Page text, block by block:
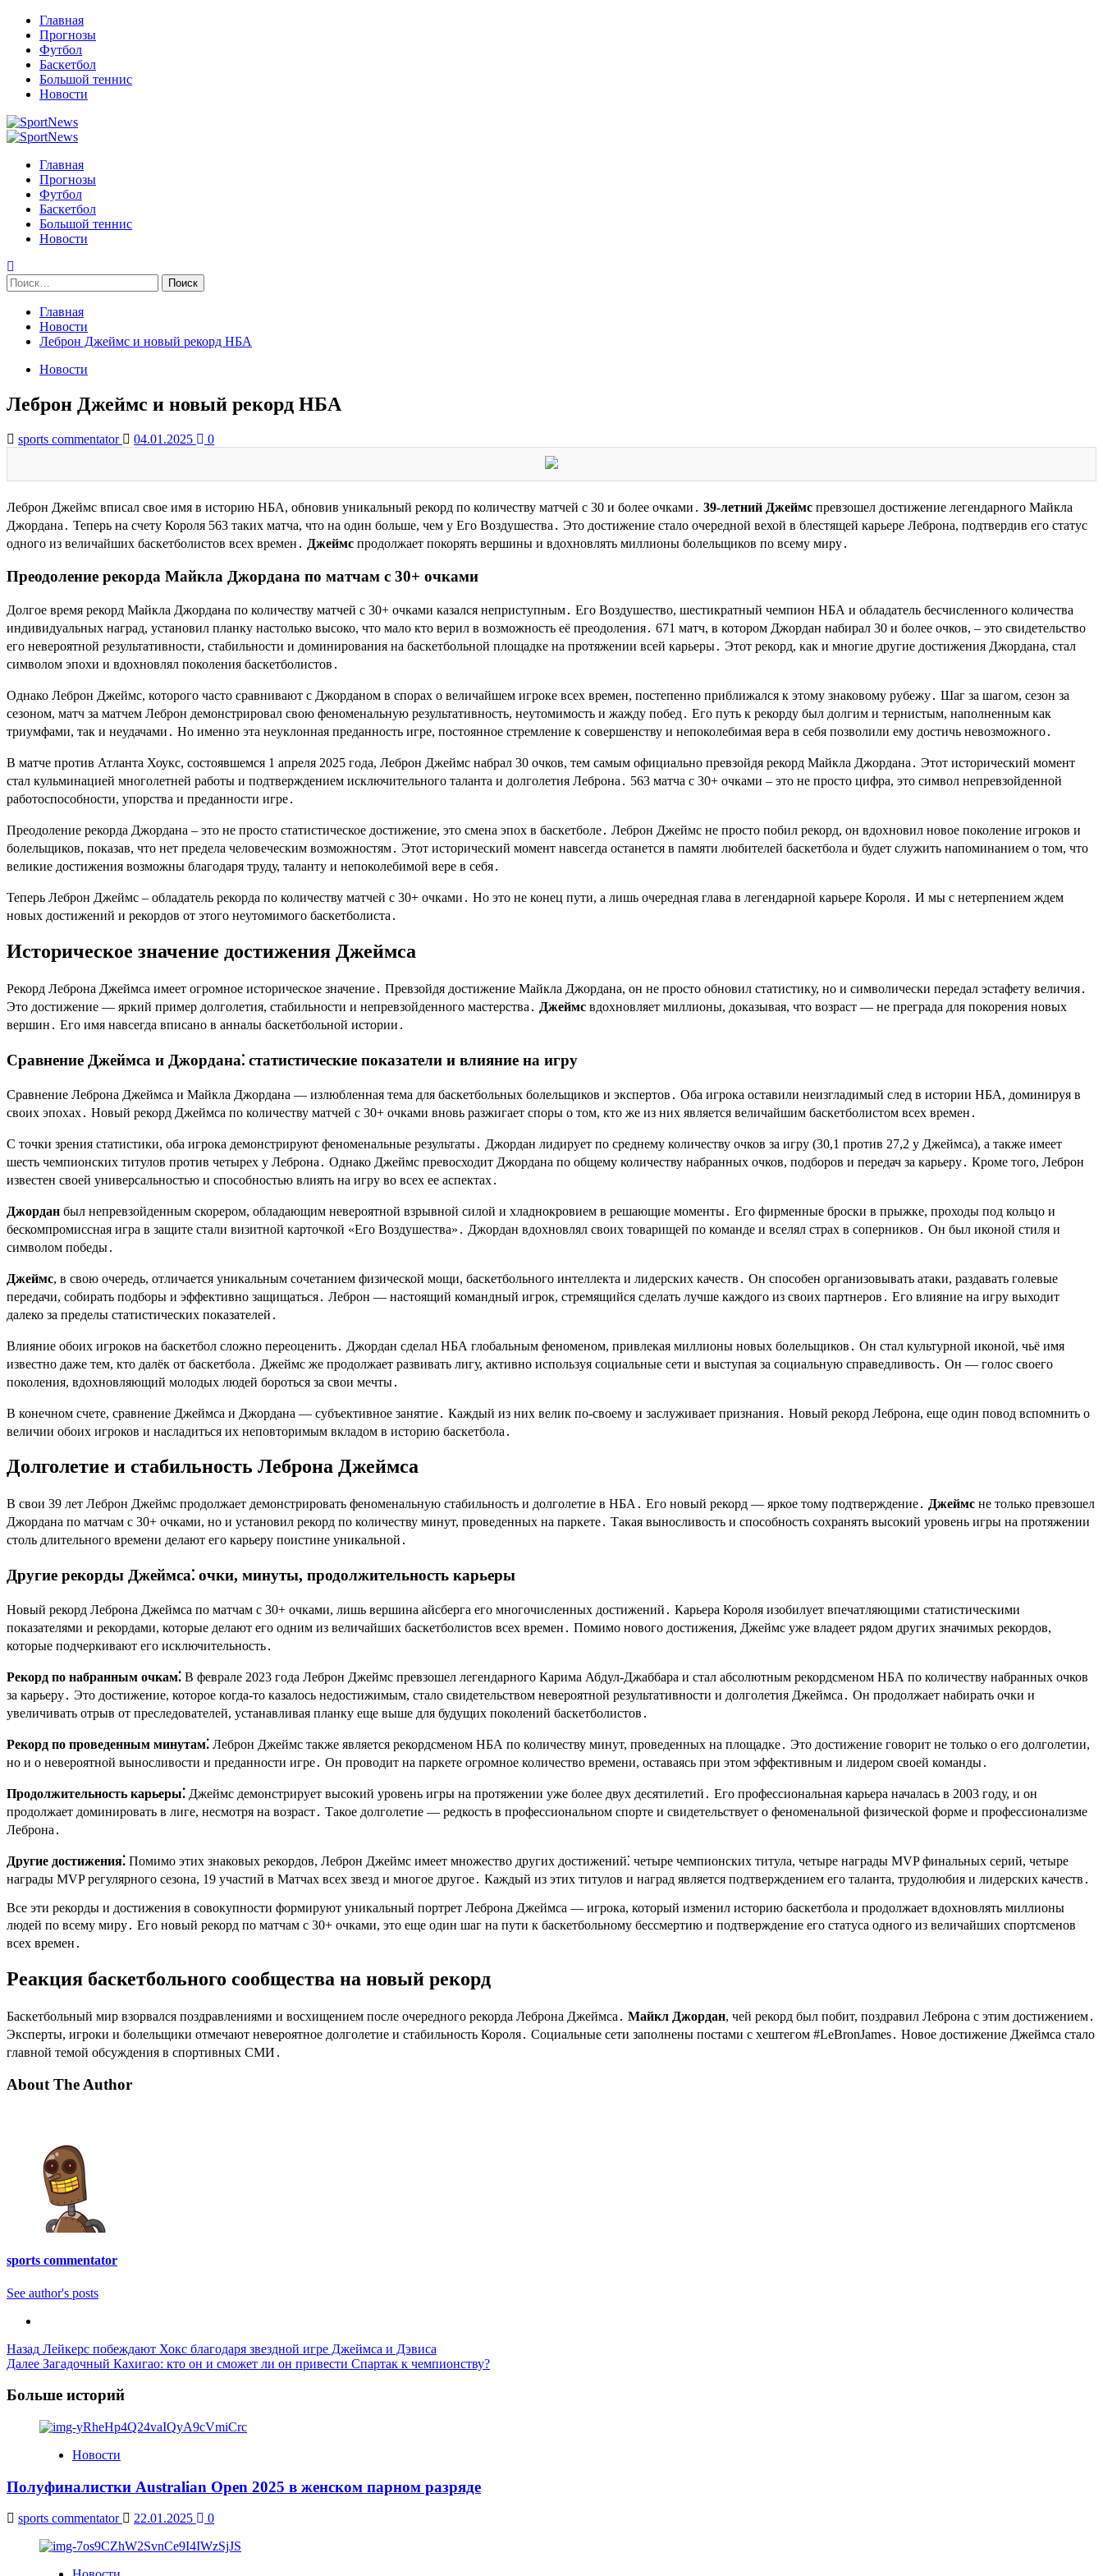
Перейти
содержимому
Главная
Прогнозы
Футбол
Баскетбол
Большой теннис
Новости
Primary
Главная
Прогнозы
Футбол
Баскетбол
Большой теннис
Новости
Найти:
Главная
Новости
Леброн Джеймс и новый рекорд НБА
Новости
Леброн Джеймс и новый рекорд НБА
sports commentator 04.01.2025 0
Леброн Джеймс вписал свое имя в историю НБА, обновив уникальный рекорд по количеству матчей с 30 и более очками․ 39-летний Джеймс превзошел достижение легендарного Майкла
Джордана․ Теперь на счету Короля 563 таких матча, что на один больше, чем у Его Воздушества․ Это достижение стало очередной вехой в блестящей карьере Леброна, подтвердив его статус
одного из величайших баскетболистов всех времен․ Джеймс продолжает покорять вершины и вдохновлять миллионы болельщиков по всему миру․
Преодоление рекорда Майкла Джордана по матчам с 30+ очками
Долгое время рекорд Майкла Джордана по количеству матчей с 30+ очками казался неприступным․ Его Воздушество, шестикратный чемпион НБА и обладатель бесчисленного количества
индивидуальных наград, установил планку настолько высоко, что мало кто верил в возможность её преодоления․ 671 матч, в котором Джордан набирал 30 и более очков, – это свидетельство
его невероятной результативности, стабильности и доминирования на баскетбольной площадке на протяжении всей карьеры․ Этот рекорд, как и многие другие достижения Джордана, стал
символом эпохи и вдохновлял поколения баскетболистов․
Однако Леброн Джеймс, которого часто сравнивают с Джорданом в спорах о величайшем игроке всех времен, постепенно приближался к этому знаковому рубежу․ Шаг за шагом, сезон за
сезоном, матч за матчем Леброн демонстрировал свою феноменальную результативность, неутомимость и жажду побед․ Его путь к рекорду был долгим и тернистым, наполненным как
триумфами, так и неудачами․ Но именно эта неуклонная преданность игре, постоянное стремление к совершенству и непоколебимая вера в себя позволили ему достичь невозможного․
В матче против Атланта Хоукс, состоявшемся 1 апреля 2025 года, Леброн Джеймс набрал 30 очков, тем самым официально превзойдя рекорд Майкла Джордана․ Этот исторический момент
стал кульминацией многолетней работы и подтверждением исключительного таланта и долголетия Леброна․ 563 матча с 30+ очками – это не просто цифра, это символ непревзойденной
работоспособности, упорства и преданности игре․
Преодоление рекорда Джордана – это не просто статистическое достижение, это смена эпох в баскетболе․ Леброн Джеймс не просто побил рекорд, он вдохновил новое поколение игроков и
болельщиков, показав, что нет предела человеческим возможностям․ Этот исторический момент навсегда останется в памяти любителей баскетбола и будет служить напоминанием о том, что
великие достижения возможны благодаря труду, таланту и непоколебимой вере в себя․
Теперь Леброн Джеймс – обладатель рекорда по количеству матчей с 30+ очками․ Но это не конец пути, а лишь очередная глава в легендарной карьере Короля․ И мы с нетерпением ждем
новых достижений и рекордов от этого неутомимого баскетболиста․
Историческое значение достижения Джеймса
Рекорд Леброна Джеймса имеет огромное историческое значение․ Превзойдя достижение Майкла Джордана, он не просто обновил статистику, но и символически передал эстафету величия․
Это достижение — яркий пример долголетия, стабильности и непревзойденного мастерства․ Джеймс вдохновляет миллионы, доказывая, что возраст — не преграда для покорения новых
вершин․ Его имя навсегда вписано в анналы баскетбольной истории․
Сравнение Джеймса и Джордана⁚ статистические показатели и влияние на игру
Сравнение Леброна Джеймса и Майкла Джордана — излюбленная тема для баскетбольных болельщиков и экспертов․ Оба игрока оставили неизгладимый след в истории НБА, доминируя в
своих эпохах․ Новый рекорд Джеймса по количеству матчей с 30+ очками вновь разжигает споры о том, кто же из них является величайшим баскетболистом всех времен․
С точки зрения статистики, оба игрока демонстрируют феноменальные результаты․ Джордан лидирует по среднему количеству очков за игру (30,1 против 27,2 у Джеймса), а также имеет
шесть чемпионских титулов против четырех у Леброна․ Однако Джеймс превосходит Джордана по общему количеству набранных очков, подборов и передач за карьеру․ Кроме того, Леброн
известен своей универсальностью и способностью влиять на игру во всех ее аспектах․
Джордан был непревзойденным скорером, обладающим невероятной взрывной силой и хладнокровием в решающие моменты․ Его фирменные броски в прыжке, проходы под кольцо и
бескомпромиссная игра в защите стали визитной карточкой «Его Воздушества»․ Джордан вдохновлял своих товарищей по команде и вселял страх в соперников․ Он был иконой стиля и
символом победы․
Джеймс, в свою очередь, отличается уникальным сочетанием физической мощи, баскетбольного интеллекта и лидерских качеств․ Он способен организовывать атаки, раздавать голевые
передачи, собирать подборы и эффективно защищаться․ Леброн — настоящий командный игрок, стремящийся сделать лучше каждого из своих партнеров․ Его влияние на игру выходит
далеко за пределы статистических показателей․
Влияние обоих игроков на баскетбол сложно переоценить․ Джордан сделал НБА глобальным феноменом, привлекая миллионы новых болельщиков․ Он стал культурной иконой, чьё имя
известно даже тем, кто далёк от баскетбола․ Джеймс же продолжает развивать лигу, активно используя социальные сети и выступая за социальную справедливость․ Он — голос своего
поколения, вдохновляющий молодых людей бороться за свои мечты․
В конечном счете, сравнение Джеймса и Джордана — субъективное занятие․ Каждый из них велик по-своему и заслуживает признания․ Новый рекорд Леброна, еще один повод вспомнить о
величии обоих игроков и насладиться их неповторимым вкладом в историю баскетбола․
Долголетие и стабильность Леброна Джеймса
В свои 39 лет Леброн Джеймс продолжает демонстрировать феноменальную стабильность и долголетие в НБА․ Его новый рекорд — яркое тому подтверждение․ Джеймс не только превзошел
Джордана по матчам с 30+ очками, но и установил рекорд по количеству минут, проведенных на паркете․ Такая выносливость и способность сохранять высокий уровень игры на протяжении
столь длительного времени делают его карьеру поистине уникальной․
Другие рекорды Джеймса⁚ очки, минуты, продолжительность карьеры
Новый рекорд Леброна Джеймса по матчам с 30+ очками, лишь вершина айсберга его многочисленных достижений․ Карьера Короля изобилует впечатляющими статистическими
показателями и рекордами, которые делают его одним из величайших баскетболистов всех времен․ Помимо нового достижения, Джеймс уже владеет рядом других значимых рекордов,
которые подчеркивают его исключительность․
Рекорд по набранным очкам⁚ В феврале 2023 года Леброн Джеймс превзошел легендарного Карима Абдул-Джаббара и стал абсолютным рекордсменом НБА по количеству набранных очков
за карьеру․ Это достижение, которое когда-то казалось недостижимым, стало свидетельством невероятной результативности и долголетия Джеймса․ Он продолжает набирать очки и
увеличивать отрыв от преследователей, устанавливая планку еще выше для будущих поколений баскетболистов․
Рекорд по проведенным минутам⁚ Леброн Джеймс также является рекордсменом НБА по количеству минут, проведенных на площадке․ Это достижение говорит не только о его долголетии,
но и о невероятной выносливости и преданности игре․ Он проводит на паркете огромное количество времени, оставаясь при этом эффективным и лидером своей команды․
Продолжительность карьеры⁚ Джеймс демонстрирует высокий уровень игры на протяжении уже более двух десятилетий․ Его профессиональная карьера началась в 2003 году, и он
продолжает доминировать в лиге, несмотря на возраст․ Такое долголетие — редкость в профессиональном спорте и свидетельствует о феноменальной физической форме и профессионализме
Леброна․
Другие достижения⁚ Помимо этих знаковых рекордов, Леброн Джеймс имеет множество других достижений⁚ четыре чемпионских титула, четыре награды MVP финальных серий, четыре
награды MVP регулярного сезона, 19 участий в Матчах всех звезд и многое другое․ Каждый из этих титулов и наград является подтверждением его таланта, трудолюбия и лидерских качеств․
Все эти рекорды и достижения в совокупности формируют уникальный портрет Леброна Джеймса — игрока, который изменил историю баскетбола и продолжает вдохновлять миллионы
людей по всему миру․ Его новый рекорд по матчам с 30+ очками, это еще один шаг на пути к баскетбольному бессмертию и подтверждение его статуса одного из величайших спортсменов
всех времен․
Реакция баскетбольного сообщества на новый рекорд
Баскетбольный мир взорвался поздравлениями и восхищением после очередного рекорда Леброна Джеймса․ Майкл Джордан, чей рекорд был побит, поздравил Леброна с этим достижением․
Эксперты, игроки и болельщики отмечают невероятное долголетие и стабильность Короля․ Социальные сети заполнены постами с хештегом #LeBronJames․ Новое достижение Джеймса стало
главной темой обсуждения в спортивных СМИ․
About The Author
sports commentator
See author's posts
Post
Navigation
Назад Лейкерс побеждают Хокс благодаря звездной игре Джеймса и Дэвиса
Далее Загадочный Кахигао: кто он и сможет ли он привести Спартак к чемпионству?
Больше историй
Новости
Полуфиналистки Australian Open 2025 в женском парном разряде
sports commentator 22.01.2025 0